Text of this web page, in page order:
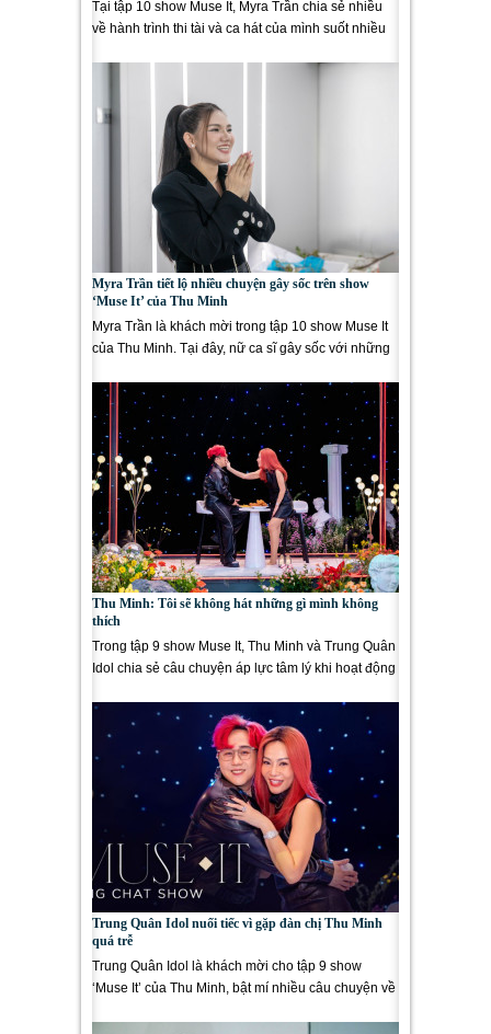
Tại tập 10 show Muse It, Myra Trần chia sẻ nhiều
về hành trình thi tài và ca hát của mình suốt nhiều
Myra Trần tiết lộ nhiều chuyện gây sốc trên show
‘Muse It’ của Thu Minh
Myra Trần là khách mời trong tập 10 show Muse It
của Thu Minh. Tại đây, nữ ca sĩ gây sốc với những
Thu Minh: Tôi sẽ không hát những gì mình không
thích
Trong tập 9 show Muse It, Thu Minh và Trung Quân
Idol chia sẻ câu chuyện áp lực tâm lý khi hoạt động
Trung Quân Idol nuối tiếc vì gặp đàn chị Thu Minh
quá trễ
Trung Quân Idol là khách mời cho tập 9 show
‘Muse It’ của Thu Minh, bật mí nhiều câu chuyện về